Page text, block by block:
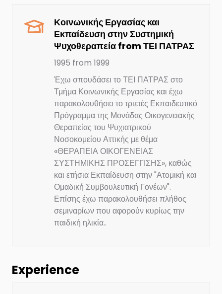
Κοινωνικής Εργασίας και
Εκπαίδευση στην Συστημική
Ψυχοθεραπεία from ΤΕΙ ΠΑΤΡΑΣ
1995 from 1999
Έχω σπουδάσει το ΤΕΙ ΠΑΤΡΑΣ στο
Τμήμα Κοινωνικής Εργασίας και έχω
παρακολουθήσει το τριετές Εκπαιδευτικό
Πρόγραμμα της Μονάδας Οικογενειακής
Θεραπείας του Ψυχιατρικού
Νοσοκομείου Αττικής με θέμα
«ΘΕΡΑΠΕΙΑ ΟΙΚΟΓΕΝΕΙΑΣ
ΣΥΣΤΗΜΙΚΗΣ ΠΡΟΣΕΓΓΙΣΗΣ», καθώς
και ετήσια Εκπαίδευση στην "Ατομική και
Ομαδική Συμβουλευτική Γονέων".
Επίσης έχω παρακολουθήσει πλήθος
σεμιναρίων που αφορούν κυρίως την
παιδική ηλικία..
Experience